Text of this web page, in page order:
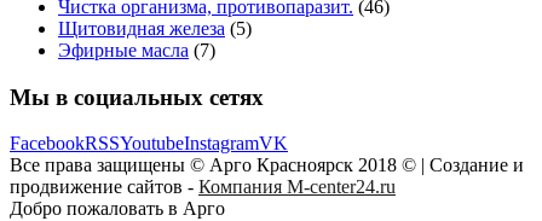
Чистка организма, противопаразит. (46)
Щитовидная железа (5)
Эфирные масла (7)
Мы в социальных сетях
FacebookRSSYoutubeInstagramVK
Все права защищены © Арго Красноярск 2018 © | Создание и
продвижение сайтов - Компания M-center24.ru
Добро пожаловать в Арго